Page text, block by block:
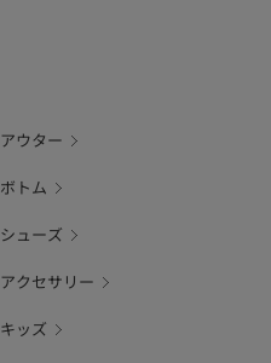
アウター
ボトム
シューズ
アクセサリー
キッズ